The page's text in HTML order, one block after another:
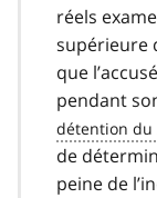
réels
supérieure
que
pendant
de
peine de